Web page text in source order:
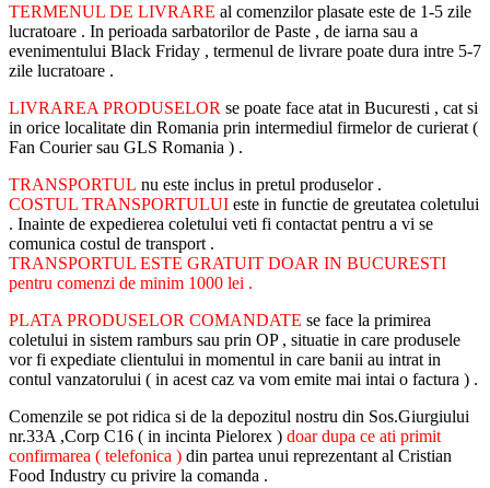
TERMENUL DE LIVRARE al comenzilor plasate este de 1-5 zile
lucratoare . In perioada sarbatorilor de Paste , de iarna sau a
evenimentului Black Friday , termenul de livrare poate dura intre 5-7
zile lucratoare .
LIVRAREA PRODUSELOR se poate face atat in Bucuresti , cat si
in orice localitate din Romania prin intermediul firmelor de curierat (
Fan Courier sau GLS Romania ) .
TRANSPORTUL nu este inclus in pretul produselor .
COSTUL TRANSPORTULUI este in functie de greutatea coletului
. Inainte de expedierea coletului veti fi contactat pentru a vi se
comunica costul de transport .
TRANSPORTUL ESTE GRATUIT DOAR IN BUCURESTI
pentru comenzi de minim 1000 lei .
PLATA PRODUSELOR COMANDATE se face la primirea
coletului in sistem ramburs sau prin OP , situatie in care produsele
vor fi expediate clientului in momentul in care banii au intrat in
contul vanzatorului ( in acest caz va vom emite mai intai o factura ) .
Comenzile se pot ridica si de la depozitul nostru din Sos.Giurgiului
nr.33A ,Corp C16 ( in incinta Pielorex ) doar dupa ce ati primit
confirmarea ( telefonica ) din partea unui reprezentant al Cristian
Food Industry cu privire la comanda .